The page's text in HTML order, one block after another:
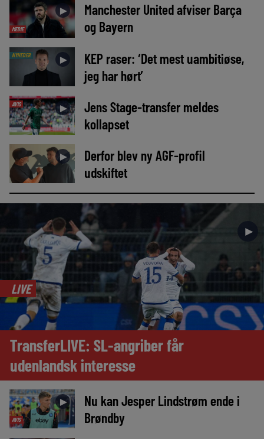
MEDIE
►
Manchester United afviser Barça
og Bayern
NYHEDER ►
KEP raser: ‘Det mest uambitiøse,
jeg har hørt’
AVIS ►
Jens Stage-transfer meldes
kollapset
►
Derfor blev ny AGF-profil
udskiftet
►
LIVE
TransferLIVE: SL-angriber får
udenlandsk interesse
AVIS
►
Nu kan Jesper Lindstrøm ende i
Brøndby